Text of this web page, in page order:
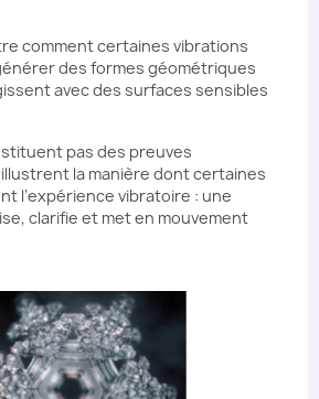
comment certaines vibrations
des formes géométriques
avec des surfaces sensibles
pas des preuves
la manière dont certaines
l’expérience vibratoire : une
clarifie et met en mouvement